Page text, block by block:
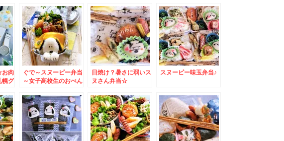
お肉
幌グ
ぐで～スヌーピー弁当
～女子高校生のおべん
日焼け？暑さに弱いス
ヌさん弁当☆
スヌーピー味玉弁当♪